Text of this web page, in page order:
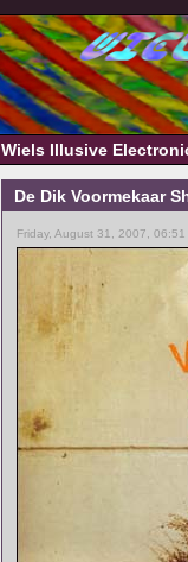
Wiels Illusive
De Dik Voormekaar
Friday, August 31, 2007, 06:51